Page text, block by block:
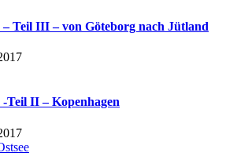
Teil III – von Göteborg nach Jütland
Teil II – Kopenhagen